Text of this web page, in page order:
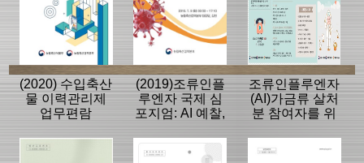
(2020) 수입축산
물 이력관리제
업무편람
(2019)조류인플
루엔자 국제 심
포지엄: AI 예찰,
략
조류인플루엔자
(AI)가금류 살처
분 참여자를 위
인체감염 예방